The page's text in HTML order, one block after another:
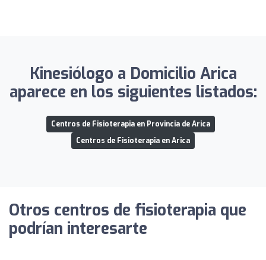
Kinesiólogo a Domicilio Arica
aparece en los siguientes listados:
Centros de Fisioterapia en Provincia de Arica
Centros de Fisioterapia en Arica
Otros centros de fisioterapia que
podrían interesarte